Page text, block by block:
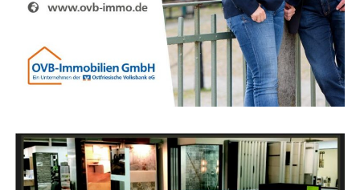
Unse­re Part­ner zah­len kei­ne Ein­stiegs­ge­büh­ren und
wer­den ab der ers­ten Minu­te von unse­rem Back-Office
betreut. Das Stadt­por­tal inkl. Sup­port sowie Schu­lun­
gen und Ver­kaufs­un­ter­la­gen erhal­ten Sie eben­falls kos­
ten­los vom Lese­r­ECHO-Ver­lag gestellt.
Sie haben Inter­es­se und möch­ten wei­te­re Infor­ma­tio­
nen erfra­gen? Dann schrei­ben Sie uns ger­ne
an:info@leserecho.de